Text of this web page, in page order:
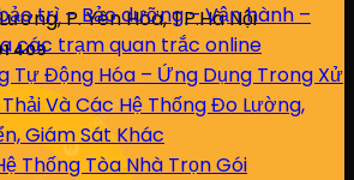
P. Yên Hòa, TP.Hà Nội
409
trì – Bảo dưỡng – Vận hành –
các trạm quan trắc online
Tự Động Hóa – Ứng Dụng Trong Xử
Và Các Hệ Thống Đo Lường,
Giám Sát Khác
Thống Tòa Nhà Trọn Gói